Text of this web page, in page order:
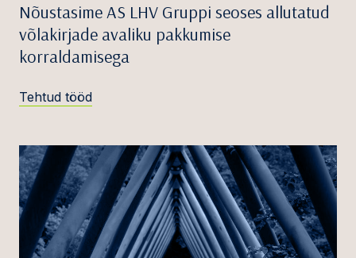
Nõustasime AS LHV Gruppi seoses allutatud
võlakirjade avaliku pakkumise
korraldamisega
Tehtud tööd